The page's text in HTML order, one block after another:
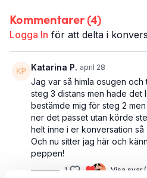
Det här är STEG 3 DISTANS:
Löpning (audiopass)
Hela kroppen
22 minuter
Det här passet tillhör programmet
mjukstart i fyra steg för både
ett microkliv upp i distans kan du
minuter.
Kommentarer (4)
Logga In för att delta i
Katarina P. april 28
Jag var så himla osugen
steg 3 distans men hade det
bestämde mig för steg 2
ner det passet utan körde
helt inne i er konversation
Och nu sitter jag här och
peppen!
1 Visa svar